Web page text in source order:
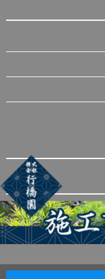
Copyright ©